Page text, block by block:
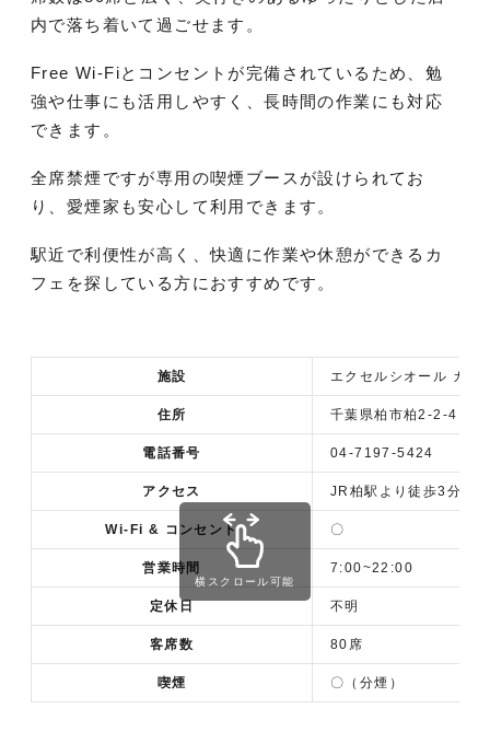
内で落ち着いて過ごせます。
Free Wi-Fiとコンセントが完備されているため、勉
強や仕事にも活用しやすく、長時間の作業にも対応
できます。
全席禁煙ですが専用の喫煙ブースが設けられてお
り、愛煙家も安心して利用できます。
駅近で利便性が高く、快適に作業や休憩ができるカ
フェを探している方におすすめです。
施設 エクセルシオール カフ
住所 千葉県柏市柏2‐2‐4
電話番号 04-7197-5424
アクセス JR柏駅より徒歩3分
Wi-Fi & コンセント 〇
営業時間 7:00~22:00
定休日 不明
客席数 80席
喫煙 〇（分煙）
横スクロール可能